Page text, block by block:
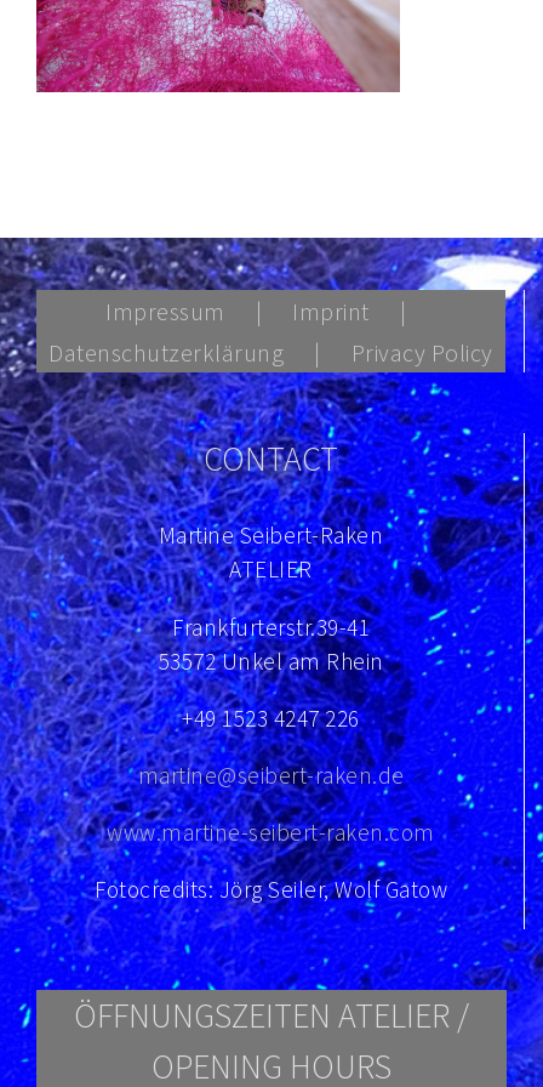
Impressum
Imprint
Datenschutzerklärung
Privacy Policy
CONTACT
Martine Seibert-Raken
ATELIER
Frankfurterstr.39-41
53572 Unkel am Rhein
+49 1523 4247 226
martine@seibert-raken.de
www.martine-seibert-raken.com
Fotocredits: Jörg Seiler, Wolf Gatow
ÖFFNUNGSZEITEN ATELIER /
OPENING HOURS